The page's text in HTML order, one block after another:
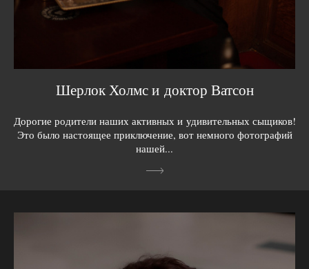
Шерлок Холмс и доктор Ватсон
Дорогие родители наших активных и удивительных сыщиков!
Это было настоящее приключение, вот немного фотографий
нашей...